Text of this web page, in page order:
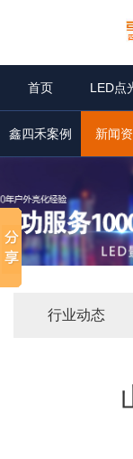
首页 LED点
鑫四禾案例 新闻
行业动态